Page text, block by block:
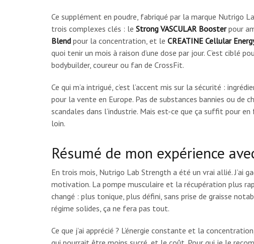
Ce supplément en poudre, fabriqué par la marque Nutrigo
trois complexes clés : le Strong VASCULAR Boosterpour
Blend pour la concentration, et le CREATINE Cellular
quoi tenir un mois à raison d’une dose par jour. C’est ciblé
bodybuilder, coureur ou fan de CrossFit.
Ce qui m’a intrigué, c’est l’accent mis sur la sécurité :
pour la vente en Europe. Pas de substances bannies ou de
scandales dans l’industrie. Mais est-ce que ça suffit pour
loin.
Résumé de mon expérience
En trois mois, Nutrigo Lab Strength a été un vrai allié. J’ai
motivation. La pompe musculaire et la récupération plus
changé : plus tonique, plus défini, sans prise de graisse
régime solides, ça ne fera pas tout.
Ce que j’ai apprécié ? L’énergie constante et la